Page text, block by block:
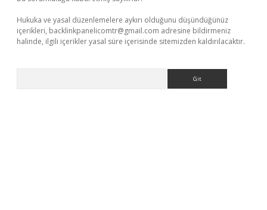
Hukuka ve yasal düzenlemelere aykırı olduğunu düşündüğünüz
içerikleri, backlinkpanelicomtr@gmail.com adresine bildirmeniz
halinde, ilgili içerikler yasal süre içerisinde sitemizden kaldırılacaktır.